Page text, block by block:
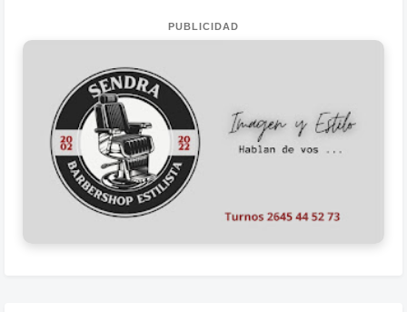
PUBLICIDAD